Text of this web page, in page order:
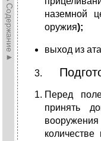
►Содержание►
наземной
оружия);
выход из
Перед
принять